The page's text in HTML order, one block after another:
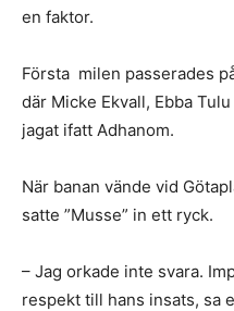
en faktor.
Första milen passerades
där Micke Ekvall, Ebba
jagat ifatt Adhanom.
När banan vände vid
satte ”Musse” in ett ryck.
– Jag orkade inte svara.
respekt till hans insats, sa